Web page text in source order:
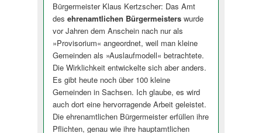
Bürgermeister Klaus Kertzscher: Das Amt
des ehrenamtlichen Bürgermeisterswurde
vor Jahren dem Anschein nach nur als
»Provisorium« angeordnet, weil man kleine
Gemeinden als »Auslaufmodell« betrachtete.
Die Wirklichkeit entwickelte sich aber anders.
Es gibt heute noch über 100 kleine
Gemeinden in Sachsen. Ich glaube, es wird
auch dort eine hervorragende Arbeit geleistet.
Die ehrenamtlichen Bürgermeister erfüllen ihre
Pflichten, genau wie ihre hauptamtlichen